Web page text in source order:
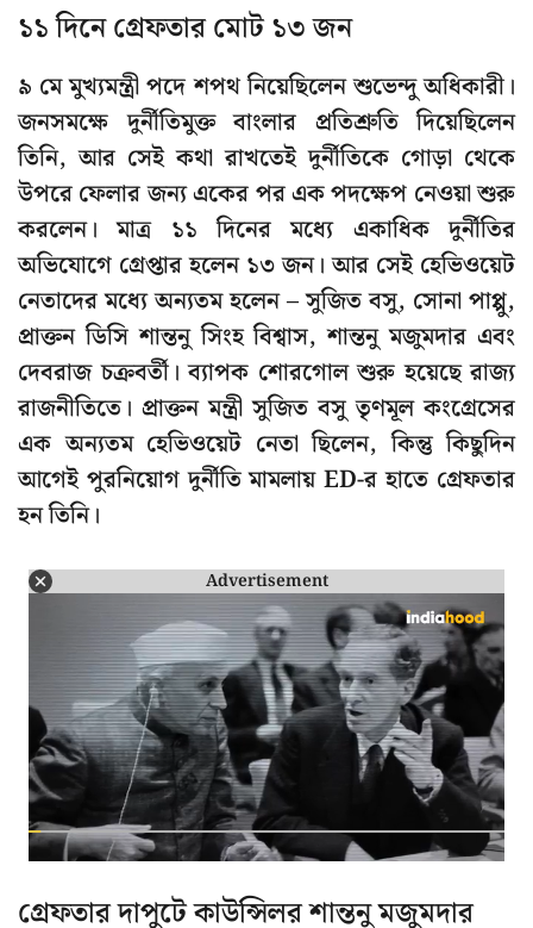
১১ দিনে গ্রেফতার মোট ১৩ জন
৯ মে মুখ্যমন্ত্রী পদে শপথ নিয়েছিলেন শুভেন্দু অধিকারী।
জনসমক্ষে দুর্নীতিমুক্ত বাংলার প্রতিশ্রুতি দিয়েছিলেন
তিনি, আর সেই কথা রাখতেই দুর্নীতিকে গোড়া থেকে
উপরে ফেলার জন্য একের পর এক পদক্ষেপ নেওয়া শুরু
করলেন। মাত্র ১১ দিনের মধ্যে একাধিক দুর্নীতির
অভিযোগে গ্রেপ্তার হলেন ১৩ জন। আর সেই হেভিওয়েট
নেতাদের মধ্যে অন্যতম হলেন – সুজিত বসু, সোনা পাপ্পু,
প্রাক্তন ডিসি শান্তনু সিংহ বিশ্বাস, শান্তনু মজুমদার এবং
দেবরাজ চক্রবর্তী। ব্যাপক শোরগোল শুরু হয়েছে রাজ্য
রাজনীতিতে। প্রাক্তন মন্ত্রী সুজিত বসু তৃণমূল কংগ্রেসের
এক অন্যতম হেভিওয়েট নেতা ছিলেন, কিন্তু কিছুদিন
আগেই পুরনিয়োগ দুর্নীতি মামলায় ED-র হাতে গ্রেফতার
হন তিনি।
Advertisement
গ্রেফতার দাপুটে কাউন্সিলর শান্তনু মজুমদার